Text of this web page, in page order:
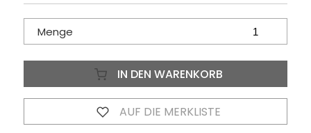
Menge
IN DEN WARENKORB
AUF DIE MERKLISTE